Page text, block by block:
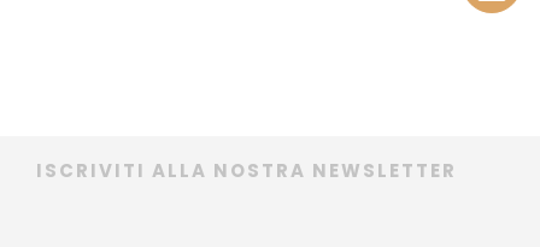
ISCRIVITI ALLA NOSTRA NEWSLETTER